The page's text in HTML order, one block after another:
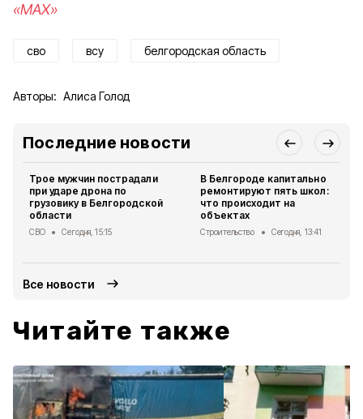
«MAX»
сво всу белгородская область
Авторы: Алиса Голод
Последние новости
Трое мужчин пострадали
при ударе дрона по
грузовику в Белгородской
области
СВО Сегодня, 15:15
В Белгороде капитально
ремонтируют пять школ:
что происходит на
объектах
Строительство Сегодня, 13:41
Все новости
Читайте также